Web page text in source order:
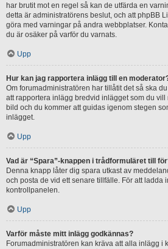
har brutit mot en regel så kan de utfärda en
detta är administratörens beslut, och att phpBB
göra med varningar på andra webbplatser.
du är osäker på varför du varnats.
Upp
Hur kan jag rapportera inlägg till en
Om forumadministratören har tillåtit det så ska
att rapportera inlägg bredvid inlägget som du
bild och du kommer att guidas igenom stegen
inlägget.
Upp
Vad är “Spara”-knappen i trådformuläret till
Denna knapp låter dig spara utkast av
och posta de vid ett senare tillfälle. För att ladda
kontrollpanelen.
Upp
Varför måste mitt inlägg godkännas?
Forumadministratören kan kräva att alla inlägg i